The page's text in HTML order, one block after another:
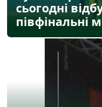
сьогодні
півфінальні